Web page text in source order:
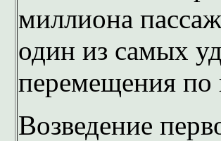
миллиона
один из самых
перемещения по
Возведение